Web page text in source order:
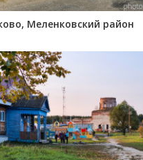
Меленковский район